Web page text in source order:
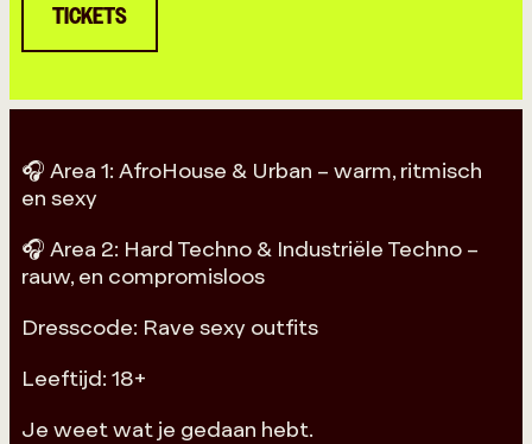
TICKETS
🎧 Area 1: AfroHouse & Urban – warm, ritmisch
en sexy
🎧 Area 2: Hard Techno & Industriële Techno –
rauw, en compromisloos
Dresscode: Rave sexy outfits
Leeftijd: 18+
Je weet wat je gedaan hebt.